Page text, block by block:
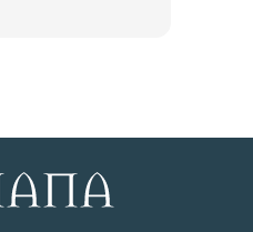
Ads